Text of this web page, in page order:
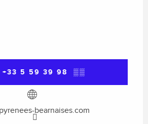
+33 5 59 39 98 ▒▒
bearnaises.com